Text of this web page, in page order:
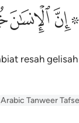
ﱪ ﱫﱬ
resah gelisah
Arabic Tanweer